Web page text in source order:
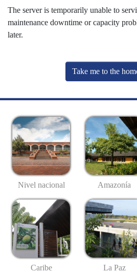
The server is temporarily unable to
maintenance downtime or capacity
later.
Take me to the
Nivel nacional Amazonía
Caribe La Paz